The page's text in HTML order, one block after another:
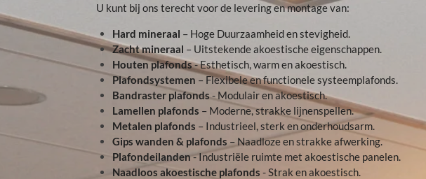
U kunt bij ons terecht voor de levering en montage van:
Hard mineraal – Hoge Duurzaamheid en stevigheid.
Zacht mineraal – Uitstekende akoestische eigenschappen.
Houtenplafonds- Esthetisch, warm en akoestisch.
Plafondsystemen – Flexibele en functionele systeemplafonds.
Bandraster plafonds- Modulair en akoestisch.
Lamellen plafonds – Moderne, strakke lijnenspellen.
Metalen plafonds – Industrieel, sterk en onderhoudsarm.
Gips wanden & plafonds – Naadloze en strakke afwerking.
Plafondeilanden- Industriële ruimte met akoestische panelen.
Naadloos akoestische plafonds - Strak en akoestisch.